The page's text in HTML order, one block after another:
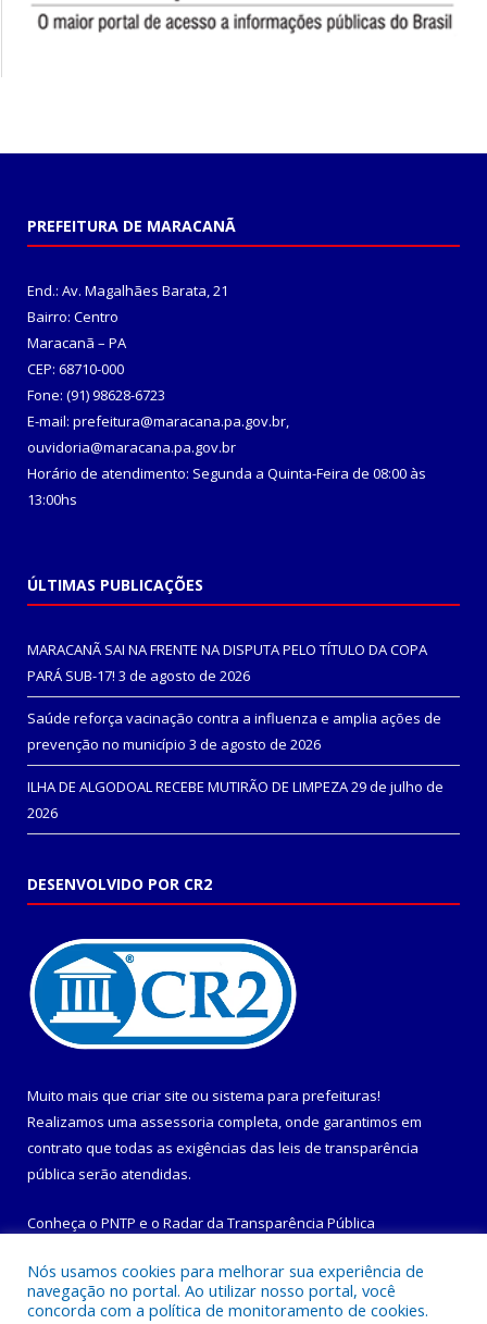
PREFEITURA DE MARACANÃ
End.: Av. Magalhães Barata, 21
Bairro: Centro
Maracanã – PA
CEP: 68710-000
Fone: (91) 98628-6723
E-mail: prefeitura@maracana.pa.gov.br,
ouvidoria@maracana.pa.gov.br
Horário de atendimento: Segunda a Quinta-Feira de 08:00 às
13:00hs
ÚLTIMAS PUBLICAÇÕES
MARACANÃ SAI NA FRENTE NA DISPUTA PELO TÍTULO DA COPA
PARÁ SUB-17! 3 de agosto de 2026
Saúde reforça vacinação contra a influenza e amplia ações de
prevenção no município 3 de agosto de 2026
ILHA DE ALGODOAL RECEBE MUTIRÃO DE LIMPEZA29 de julho de
2026
DESENVOLVIDO POR CR2
Muito mais que criar site ou sistema para prefeituras!
Realizamos uma assessoria completa, onde garantimos em
contrato que todas as exigências das leis de transparência
pública serão atendidas.
Conheça o PNTP e o Radar da Transparência Pública
Nós usamos cookies para melhorar sua experiência de
navegação no portal. Ao utilizar nosso portal, você
concorda com a política de monitoramento de cookies.